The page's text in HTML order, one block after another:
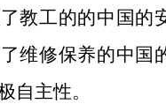
教工的的中国的
维修保养的中国
自主性。